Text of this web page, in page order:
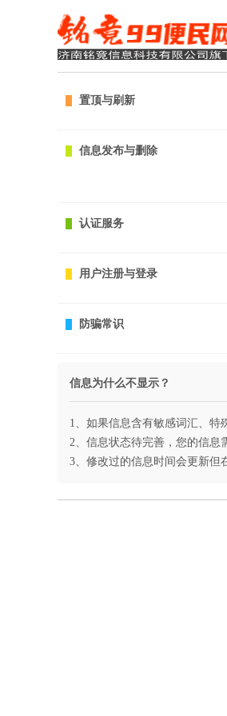
置顶与刷新
信息发布与删除
认证服务
用户注册与登录
防骗常识
信息为什么不显示？
1、如果信息含有敏感词汇、特
2、信息状态待完善，您的信息
3、修改过的信息时间会更新但